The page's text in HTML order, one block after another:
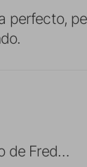
perfecto,
de Fred…